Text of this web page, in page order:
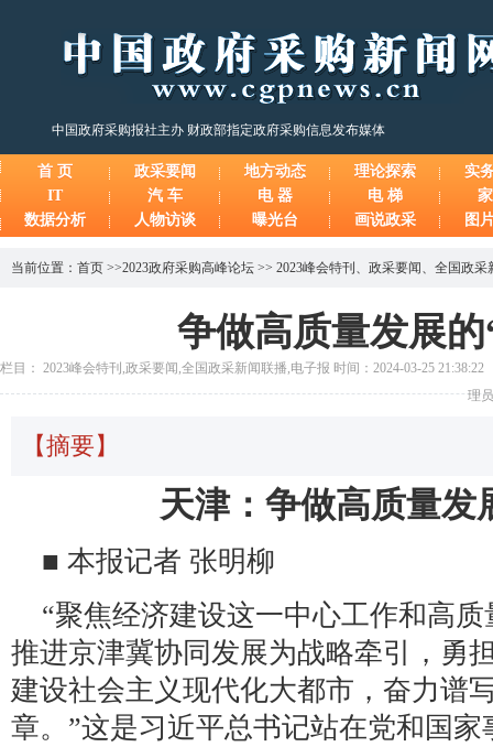
中国政府采购报社主办 财政部指定政府采购信息发布媒体
首 页 政采要闻 地方动态 理论探索
实
IT
汽 车 电 器 电 梯
数据分析
人物访谈 曝光台 画说政采 图
当前位置： 首页 >>2023政府采购高峰论坛 >> 2023峰会特刊 、 政采要闻 、 全国政采
争做高质量发展
栏目： 2023峰会特刊,政采要闻,全国政采新闻联播,电子报 时间：2024-03-25
理
【摘要】
天津：争做高质量发
■ 本报记者 张明柳
“聚焦经济建设这一中心工作和高
推进京津冀协同发展为战略牵引，勇
建设社会主义现代化大都市，奋力谱
章。”这是习近平总书记站在党和国